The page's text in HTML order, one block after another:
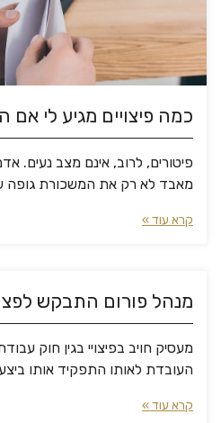
כמה פיצויים מגיע לי
פיטורים, לרוב, אינם מצב נעים.
מאבד לא רק את המשכורת גופה
קרא עוד »
מנהל פורום התבקש
מעסיק חויב בפיצויי בגין חוק
העובדת לאותו התפקיד אותו
קרא עוד »